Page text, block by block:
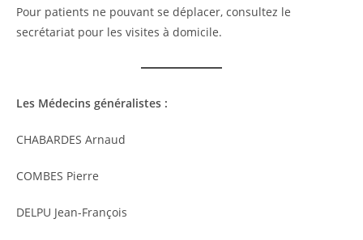
Pour patients ne pouvant se déplacer, consultez le
secrétariat pour les visites à domicile.
Les Médecins généralistes :
CHABARDES Arnaud
COMBES Pierre
DELPU Jean-François